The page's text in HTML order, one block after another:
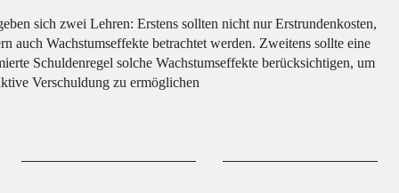
sich zwei Lehren: Erstens sollten nicht nur Erstrundenkosten,
auch Wachstumseffekte betrachtet werden. Zweitens sollte eine
Schuldenregel solche Wachstumseffekte berücksichtigen, um
Verschuldung zu ermöglichen